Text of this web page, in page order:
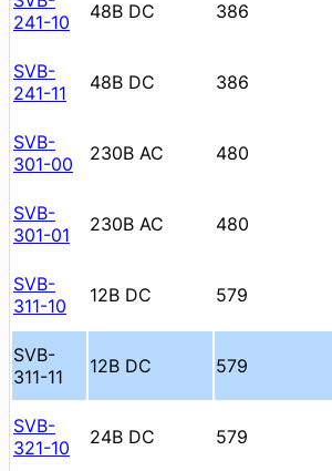
241-10
48В DC 386
SVB-
241-11
48В DC 386
SVB-
301-00
230В AC 480
SVB-
301-01
230В AC 480
SVB-
311-10
12В DC 579
SVB-
311-11
12В DC 579
SVB-
321-10
24В DC 579